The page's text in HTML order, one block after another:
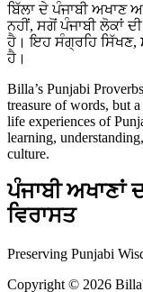
ਬਿੱਲਾ ਦੇ ਪੰਜਾਬੀ ਅਖਾਣ
ਨਹੀਂ, ਸਗੋਂ ਪੰਜਾਬੀ ਲੋਕਾਂ
ਹੈ। ਇਹ ਸੰਗ੍ਰਹਿ
ਹੈ।
Billa’s Punjabi
treasure of words, but
life experiences of
learning,
culture.
ਪੰਜਾਬੀ ਅਖਾਣਾਂ
ਵਿਰਾਸਤ
Preserving Punjabi
Copyright © 2026